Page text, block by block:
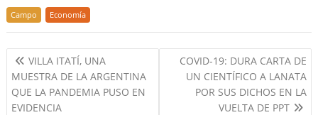
c
e
b
o
o
ai
l l o
M
s
A
p
gr
a
m
e
dI
n
e
Campo Economía
Navegación
de
entradas
VILLA ITATÍ, UNA
MUESTRA DE LA ARGENTINA
QUE LA PANDEMIA PUSO EN
EVIDENCIA
COVID-19: DURA CARTA DE
UN CIENTÍFICO A LANATA
POR SUS DICHOS EN LA
VUELTA DE PPT